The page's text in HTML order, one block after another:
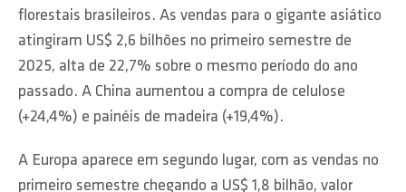
florestais brasileiros. As vendas para o gigante asiático
atingiram US$ 2,6 bilhões no primeiro semestre de
2025, alta de 22,7% sobre o mesmo período do ano
passado. A China aumentou a compra de celulose
(+24,4%) e painéis de madeira (+19,4%).
A Europa aparece em segundo lugar, com as vendas no
primeiro semestre chegando a US$ 1,8 bilhão, valor